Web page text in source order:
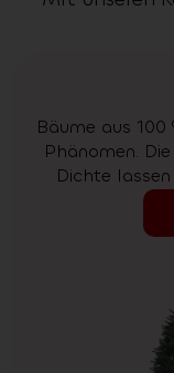
Bäume aus 100
Phänomen.
Dichte